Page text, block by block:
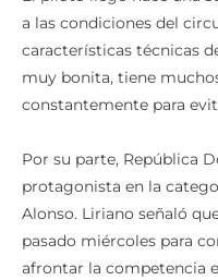
características técnicas
muy bonita, tiene
constantemente para
protagonista en la
Alonso. Liriano señaló
pasado miércoles para
afrontar la competencia
piloto, quien acumula